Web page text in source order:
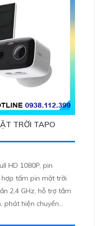
TRỜI TAPO
HD 1080P, pin
tấm pin mặt trời
2,4 GHz, hỗ trợ tầm
phát hiện chuyển